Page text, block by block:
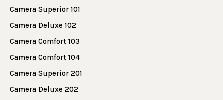
Camera Superior 101
Camera Deluxe 102
Camera Comfort 103
Camera Comfort 104
Camera Superior 201
Camera Deluxe 202